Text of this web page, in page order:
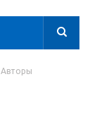
Авторы